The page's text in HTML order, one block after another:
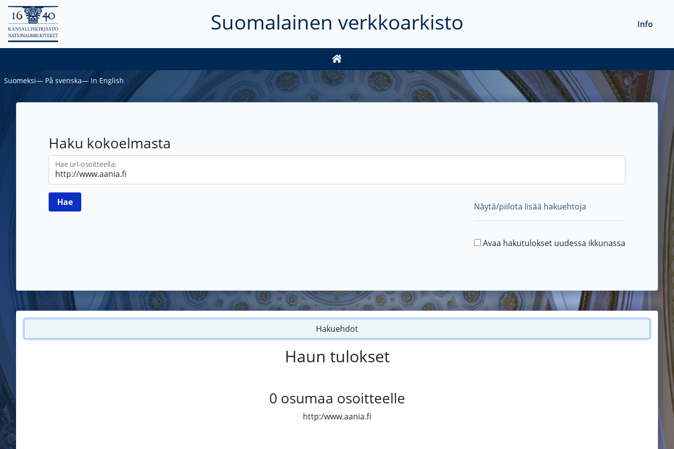
Suomalainen verkkoarkisto Info
Suomeksi― På svenska― In English
Haku kokoelmasta
Hae url-osoitteella:
Näytä/piilota lisää hakuehtoja
Avaa hakutulokset uudessa ikkunassa
Hakuehdot
Haun tulokset
0 osumaa osoitteelle
http:/www.aania.fi